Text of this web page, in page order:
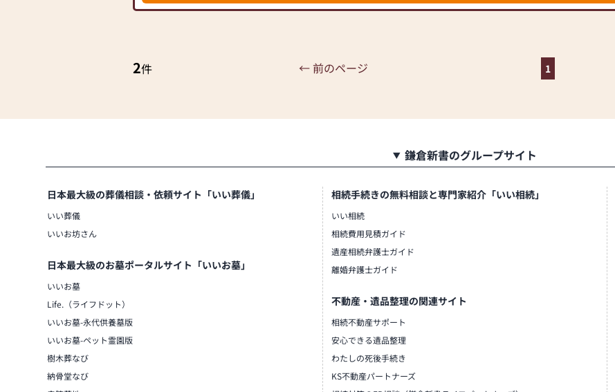
2件 ← 前のページ 1
鎌倉新書のグループサイト
日本最大級の葬儀相談・依頼サイト「いい葬儀」
いい葬儀
いいお坊さん
日本最大級のお墓ポータルサイト「いいお墓」
いいお墓
Life.（ライフドット）
いいお墓-永代供養墓版
いいお墓-ペット霊園版
樹木葬なび
納骨堂なび
相続手続きの無料相談と専門家紹介「いい相続」
いい相続
相続費用見積ガイド
遺産相続弁護士ガイド
離婚弁護士ガイド
不動産・遺品整理の関連サイト
相続不動産サポート
安心できる遺品整理
わたしの死後手続き
KS不動産パートナーズ